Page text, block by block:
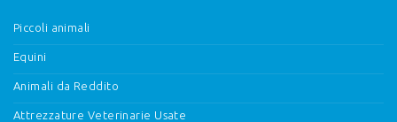
Piccoli animali
Equini
Animali da Reddito
Attrezzature Veterinarie Usate